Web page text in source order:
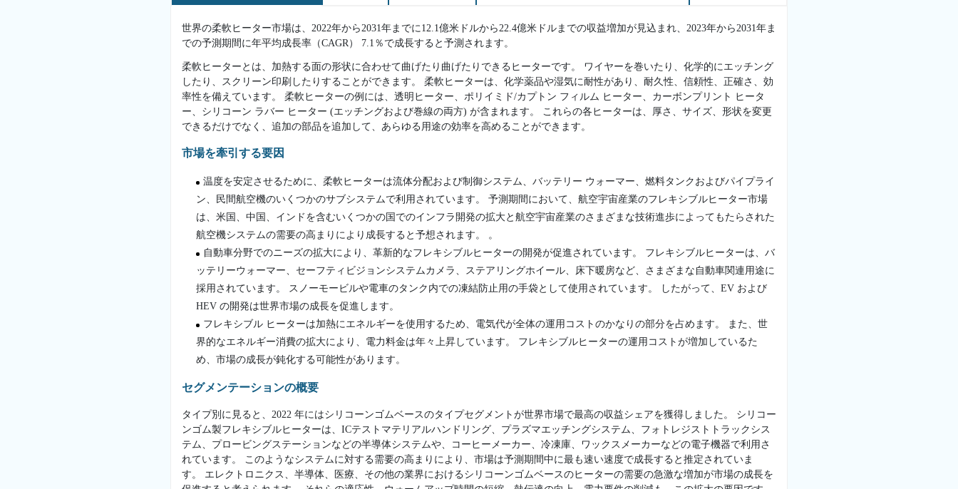
世界の柔軟ヒーター市場は、2022年から2031年までに12.1億米ドルから22.4億米ドルまでの収益増加が見込まれ、2023年から2031年ま
での予測期間に年平均成長率（CAGR） 7.1％で成長すると予測されます。
柔軟ヒーターとは、加熱する面の形状に合わせて曲げたり曲げたりできるヒーターです。 ワイヤーを巻いたり、化学的にエッチング
したり、スクリーン印刷したりすることができます。 柔軟ヒーターは、化学薬品や湿気に耐性があり、耐久性、信頼性、正確さ、効
率性を備えています。 柔軟ヒーターの例には、透明ヒーター、ポリイミド/カプトン フィルム ヒーター、カーボンプリント ヒータ
ー、シリコーン ラバー ヒーター (エッチングおよび巻線の両方) が含まれます。 これらの各ヒーターは、厚さ、サイズ、形状を変更
できるだけでなく、追加の部品を追加して、あらゆる用途の効率を高めることができます。
市場を牽引する要因
温度を安定させるために、柔軟ヒーターは流体分配および制御システム、バッテリー ウォーマー、燃料タンクおよびパイプライ
ン、民間航空機のいくつかのサブシステムで利用されています。 予測期間において、航空宇宙産業のフレキシブルヒーター市場
は、米国、中国、インドを含むいくつかの国でのインフラ開発の拡大と航空宇宙産業のさまざまな技術進歩によってもたらされた
航空機システムの需要の高まりにより成長すると予想されます。 。
自動車分野でのニーズの拡大により、革新的なフレキシブルヒーターの開発が促進されています。 フレキシブルヒーターは、バ
ッテリーウォーマー、セーフティビジョンシステムカメラ、ステアリングホイール、床下暖房など、さまざまな自動車関連用途に
採用されています。 スノーモービルや電車のタンク内での凍結防止用の手袋として使用されています。 したがって、EV および
HEV の開発は世界市場の成長を促進します。
フレキシブル ヒーターは加熱にエネルギーを使用するため、電気代が全体の運用コストのかなりの部分を占めます。 また、世
界的なエネルギー消費の拡大により、電力料金は年々上昇しています。 フレキシブルヒーターの運用コストが増加しているた
め、市場の成長が鈍化する可能性があります。
セグメンテーションの概要
タイプ別に見ると、2022 年にはシリコーンゴムベースのタイプセグメントが世界市場で最高の収益シェアを獲得しました。 シリコー
ンゴム製フレキシブルヒーターは、ICテストマテリアルハンドリング、プラズマエッチングシステム、フォトレジストトラックシス
テム、プロービングステーションなどの半導体システムや、コーヒーメーカー、冷凍庫、ワックスメーカーなどの電子機器で利用さ
れています。 このようなシステムに対する需要の高まりにより、市場は予測期間中に最も速い速度で成長すると推定されていま
す。 エレクトロニクス、半導体、医療、その他の業界におけるシリコーンゴムベースのヒーターの需要の急激な増加が市場の成長を